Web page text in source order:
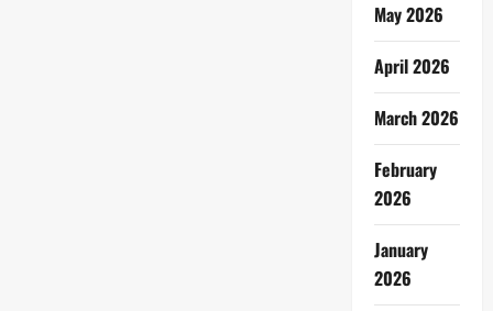
May 2026
April 2026
March 2026
February
2026
January
2026